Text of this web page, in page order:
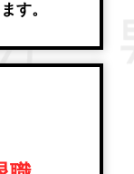
す。